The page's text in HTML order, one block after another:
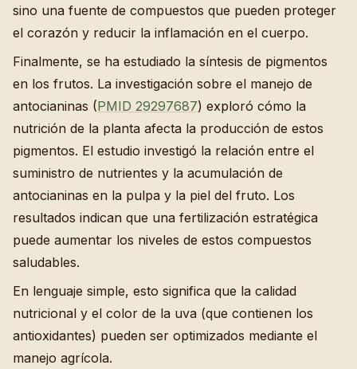
sino una fuente de compuestos que pueden proteger
el corazón y reducir la inflamación en el cuerpo.
Finalmente, se ha estudiado la síntesis de pigmentos
en los frutos. La investigación sobre el manejo de
antocianinas (PMID 29297687) exploró cómo la
nutrición de la planta afecta la producción de estos
pigmentos. El estudio investigó la relación entre el
suministro de nutrientes y la acumulación de
antocianinas en la pulpa y la piel del fruto. Los
resultados indican que una fertilización estratégica
puede aumentar los niveles de estos compuestos
saludables.
En lenguaje simple, esto significa que la calidad
nutricional y el color de la uva (que contienen los
antioxidantes) pueden ser optimizados mediante el
manejo agrícola.